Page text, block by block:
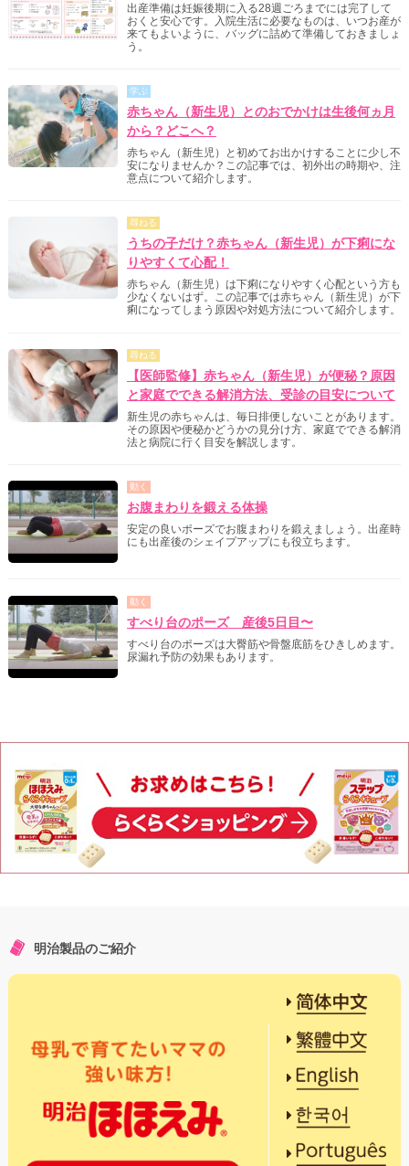
出産準備は妊娠後期に入る28週ごろまでには完了して
おくと安心です。入院生活に必要なものは、いつお産が
来てもよいように、バッグに詰めて準備しておきましょ
う。
学ぶ
赤ちゃん（新生児）とのおでかけは生後何ヵ月
から？どこへ？
赤ちゃん（新生児）と初めてお出かけすることに少し不
安になりませんか？この記事では、初外出の時期や、注
意点について紹介します。
尋ねる
うちの子だけ？赤ちゃん（新生児）が下痢にな
りやすくて心配！
赤ちゃん（新生児）は下痢になりやすく心配という方も
少なくないはず。この記事では赤ちゃん（新生児）が下
痢になってしまう原因や対処方法について紹介します。
尋ねる
【医師監修】赤ちゃん（新生児）が便秘？原因
と家庭でできる解消方法、受診の目安について
新生児の赤ちゃんは、毎日排便しないことがあります。
その原因や便秘かどうかの見分け方、家庭でできる解消
法と病院に行く目安を解説します。
動く
お腹まわりを鍛える体操
安定の良いポーズでお腹まわりを鍛えましょう。出産時
にも出産後のシェイプアップにも役立ちます。
動く
すべり台のポーズ 産後5日目〜
すべり台のポーズは大臀筋や骨盤底筋をひきしめます。
尿漏れ予防の効果もあります。
明治製品のご紹介